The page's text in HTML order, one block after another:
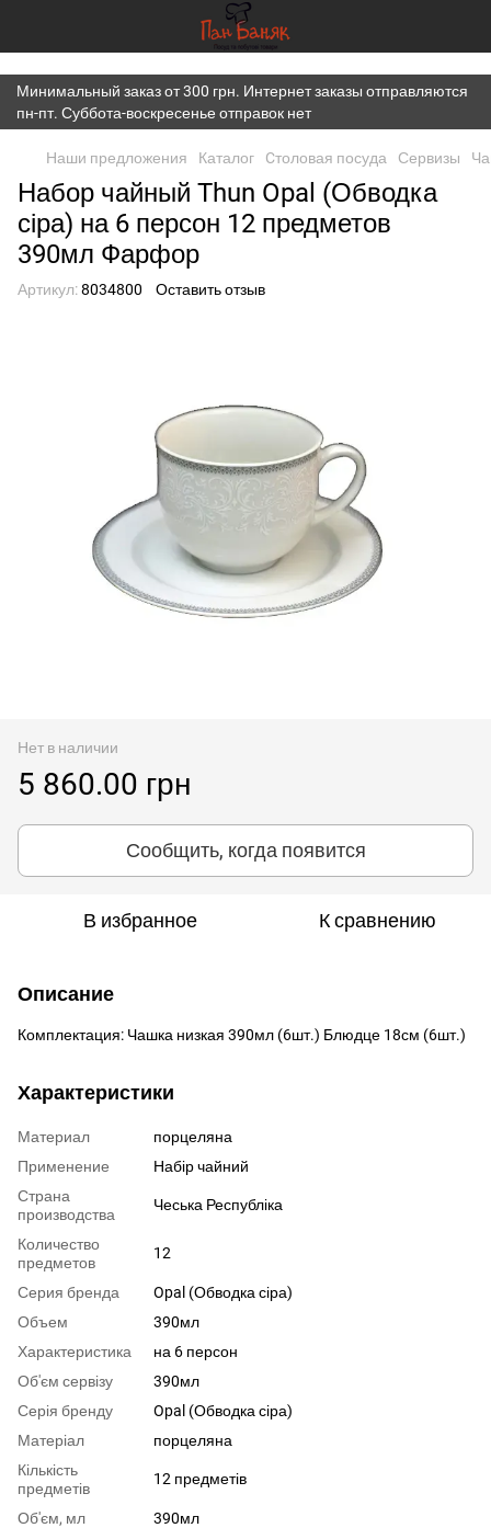
})(window,document,'script','dataLayer','GTM-K7JWBM2W');
Минимальный заказ от 300 грн. Интернет заказы отправляются
пн-пт. Суббота-воскресенье отправок нет
Наши предложения Каталог Cтоловая посуда Сервизы
Набор чайный Thun Opal (Обводка
сіра) на 6 персон 12 предметов
390мл Фарфор
Артикул:8034800 Оставить отзыв
Нет в наличии
5 860.00 грн
Сообщить, когда появится
В избранное К сравнению
Описание
Комплектация: Чашка низкая 390мл (6шт.) Блюдце 18см (6шт.)
Характеристики
Материал
порцеляна
Применение
Набір чайний
Страна
производства
Чеська Республіка
Количество
предметов
12
Серия бренда
Opal (Обводка сіра)
Объем
390мл
Характеристика
на 6 персон
Об'єм сервізу
390мл
Серія бренду
Opal (Обводка сіра)
Матеріал
порцеляна
Кількість
предметів
12 предметів
Об'єм, мл 390мл